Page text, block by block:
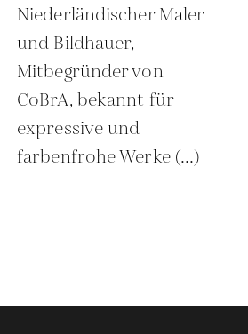
Niederländischer Maler
und Bildhauer,
Mitbegründer von
CoBrA, bekannt für
expressive und
farbenfrohe Werke (...)